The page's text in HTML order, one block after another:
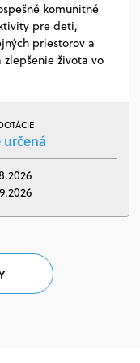
komunitné
pre deti,
priestorov a
zlepšenie života vo
určená